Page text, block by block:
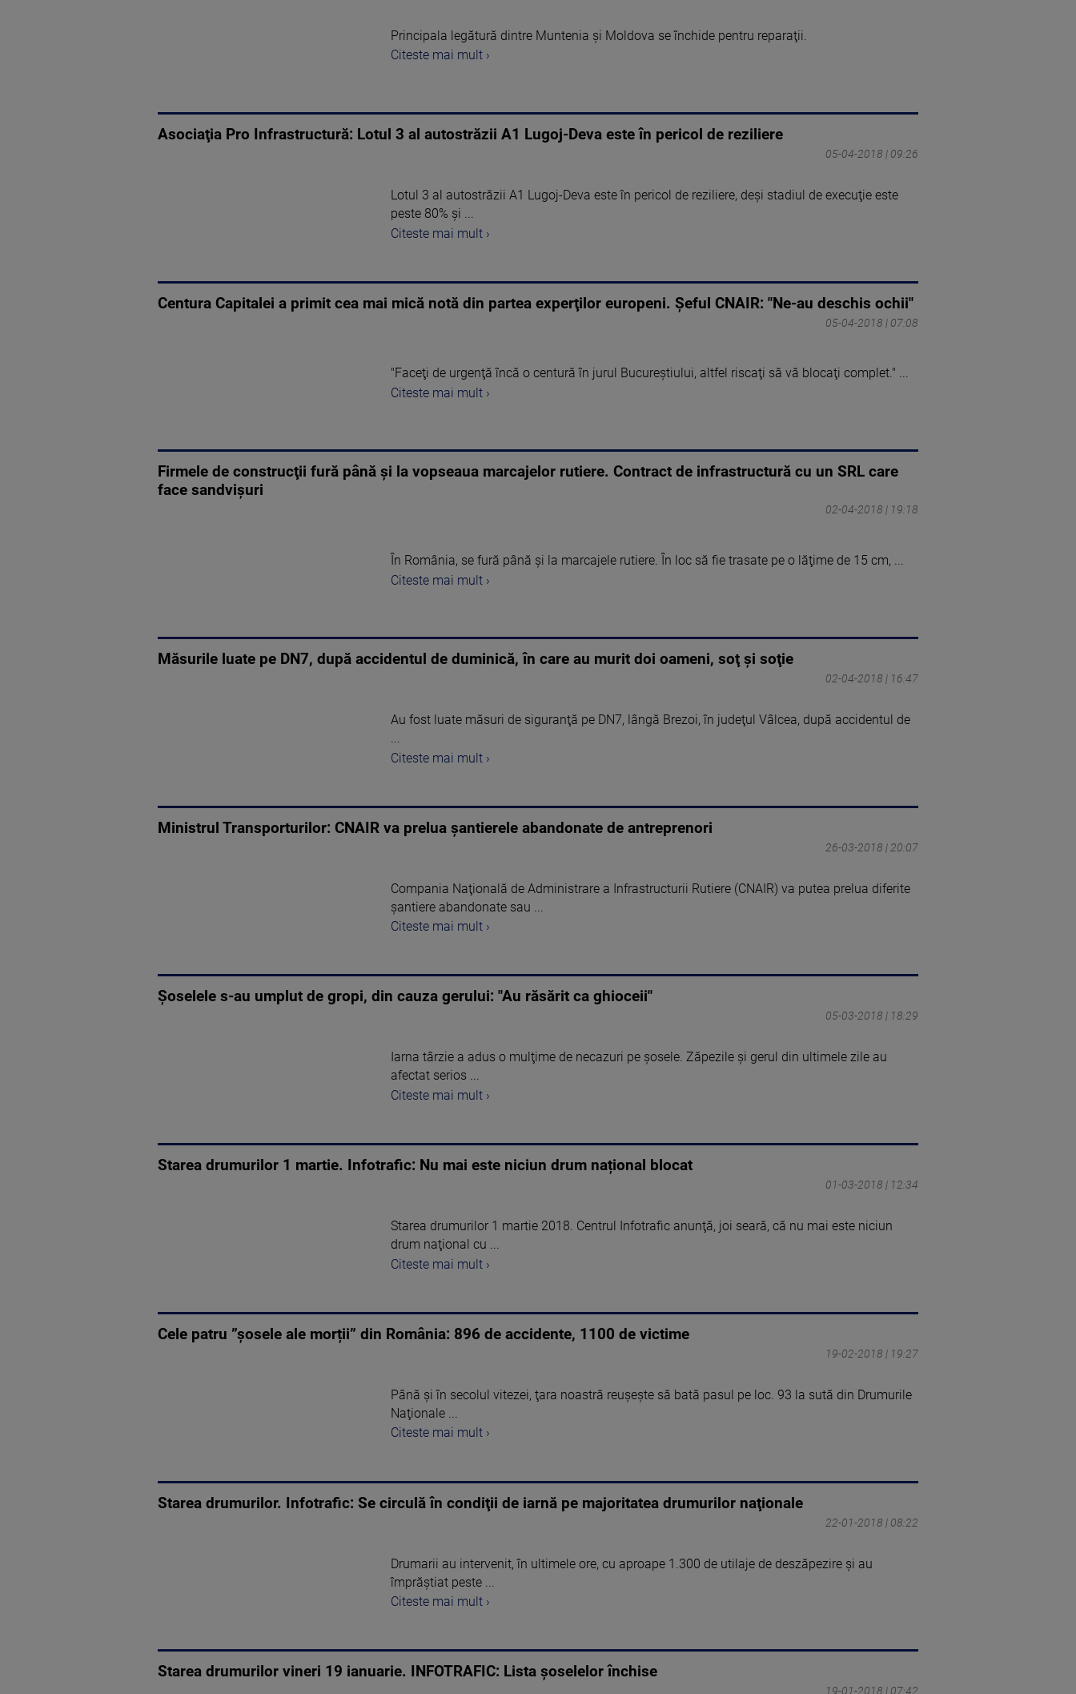
Principala legătură dintre Muntenia şi Moldova se închide pentru reparaţii.
Citeste mai mult ›
Asociaţia Pro Infrastructură: Lotul 3 al autostrăzii A1 Lugoj-Deva este în pericol de reziliere
05-04-2018 | 09:26
Lotul 3 al autostrăzii A1 Lugoj-Deva este în pericol de reziliere, deşi stadiul de execuţie este
peste 80% şi ...
Citeste mai mult ›
Centura Capitalei a primit cea mai mică notă din partea experţilor europeni. Şeful CNAIR: "Ne-au deschis ochii"
05-04-2018 | 07:08
"Faceţi de urgenţă încă o centură în jurul Bucureştiului, altfel riscaţi să vă blocaţi complet." ...
Citeste mai mult ›
Firmele de construcţii fură până şi la vopseaua marcajelor rutiere. Contract de infrastructură cu un SRL care
face sandvişuri
02-04-2018 | 19:18
În România, se fură până şi la marcajele rutiere. În loc să fie trasate pe o lăţime de 15 cm, ...
Citeste mai mult ›
Măsurile luate pe DN7, după accidentul de duminică, în care au murit doi oameni, soţ şi soţie
02-04-2018 | 16:47
Au fost luate măsuri de siguranţă pe DN7, lângă Brezoi, în judeţul Vâlcea, după accidentul de
...
Citeste mai mult ›
Ministrul Transporturilor: CNAIR va prelua şantierele abandonate de antreprenori
26-03-2018 | 20:07
Compania Naţională de Administrare a Infrastructurii Rutiere (CNAIR) va putea prelua diferite
şantiere abandonate sau ...
Citeste mai mult ›
Șoselele s-au umplut de gropi, din cauza gerului: "Au răsărit ca ghioceii"
05-03-2018 | 18:29
Iarna târzie a adus o mulţime de necazuri pe şosele. Zăpezile şi gerul din ultimele zile au
afectat serios ...
Citeste mai mult ›
Starea drumurilor 1 martie. Infotrafic: Nu mai este niciun drum național blocat
01-03-2018 | 12:34
Starea drumurilor 1 martie 2018. Centrul Infotrafic anunţă, joi seară, că nu mai este niciun
drum naţional cu ...
Citeste mai mult ›
Cele patru ”șosele ale morții” din România: 896 de accidente, 1100 de victime
19-02-2018 | 19:27
Până şi în secolul vitezei, ţara noastră reuşeşte să bată pasul pe loc. 93 la sută din Drumurile
Naţionale ...
Citeste mai mult ›
Starea drumurilor. Infotrafic: Se circulă în condiţii de iarnă pe majoritatea drumurilor naţionale
22-01-2018 | 08:22
Drumarii au intervenit, în ultimele ore, cu aproape 1.300 de utilaje de deszăpezire şi au
împrăştiat peste ...
Citeste mai mult ›
Starea drumurilor vineri 19 ianuarie. INFOTRAFIC: Lista șoselelor închise
19-01-2018 | 07:42